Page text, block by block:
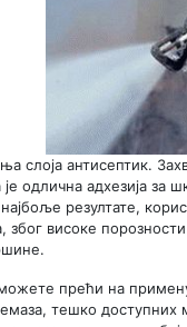
слоја антисептик.
је одлична адхезија
резултате,
због високе
прећи на
тешко